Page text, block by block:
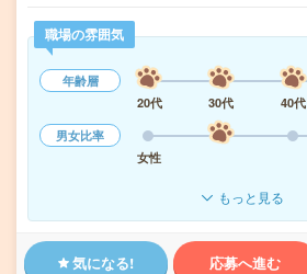
職場の雰囲気
年齢層
20代
30代 40代
男女比率
女性
もっと見る
気になる! 応募へ進む